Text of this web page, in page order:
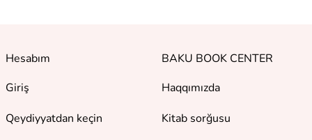
Hesabım
Giriş
Qeydiyyatdan keçin
BAKU BOOK CENTER
Haqqımızda
Kitab sorğusu